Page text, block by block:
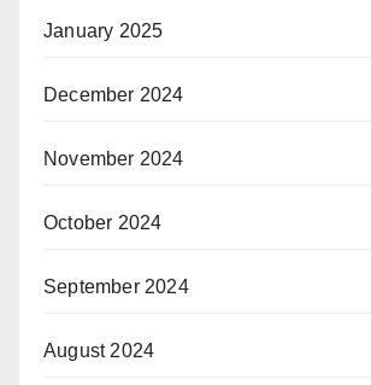
January 2025
December 2024
November 2024
October 2024
September 2024
August 2024